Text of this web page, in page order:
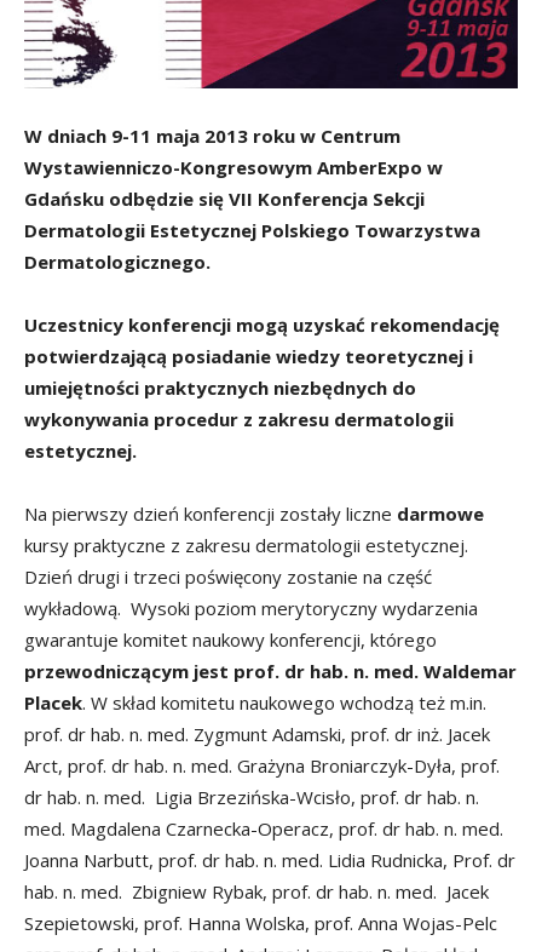
W dniach 9-11 maja 2013 roku w Centrum
Wystawienniczo-Kongresowym AmberExpo w
Gdańsku odbędzie się VII Konferencja Sekcji
Dermatologii Estetycznej Polskiego Towarzystwa
Dermatologicznego.
Uczestnicy konferencji mogą uzyskać rekomendację
potwierdzającą posiadanie wiedzy teoretycznej i
umiejętności praktycznych niezbędnych do
wykonywania procedur z zakresu dermatologii
estetycznej.
Na pierwszy dzień konferencji zostały liczne darmowe
kursy praktyczne z zakresu dermatologii estetycznej.
Dzień drugi i trzeci poświęcony zostanie na część
wykładową. Wysoki poziom merytoryczny wydarzenia
gwarantuje komitet naukowy konferencji, którego
przewodniczącym jest prof. dr hab. n. med. Waldemar
Placek. W skład komitetu naukowego wchodzą też m.in.
prof. dr hab. n. med. Zygmunt Adamski, prof. dr inż. Jacek
Arct, prof. dr hab. n. med. Grażyna Broniarczyk-Dyła, prof.
dr hab. n. med. Ligia Brzezińska-Wcisło, prof. dr hab. n.
med. Magdalena Czarnecka-Operacz, prof. dr hab. n. med.
Joanna Narbutt, prof. dr hab. n. med. Lidia Rudnicka, Prof. dr
hab. n. med. Zbigniew Rybak, prof. dr hab. n. med. Jacek
Szepietowski, prof. Hanna Wolska, prof. Anna Wojas-Pelc